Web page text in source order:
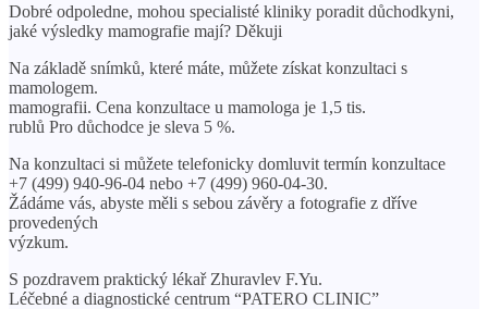
Dobré odpoledne, mohou specialisté kliniky poradit důchodkyni,
jaké výsledky mamografie mají? Děkuji
Na základě snímků, které máte, můžete získat konzultaci s
mamologem.
mamografii. Cena konzultace u mamologa je 1,5 tis.
rublů Pro důchodce je sleva 5 %.
Na konzultaci si můžete telefonicky domluvit termín konzultace
+7 (499) 940-96-04 nebo +7 (499) 960-04-30.
Žádáme vás, abyste měli s sebou závěry a fotografie z dříve
provedených
výzkum.
S pozdravem praktický lékař Zhuravlev F.Yu.
Léčebné a diagnostické centrum “PATERO CLINIC”